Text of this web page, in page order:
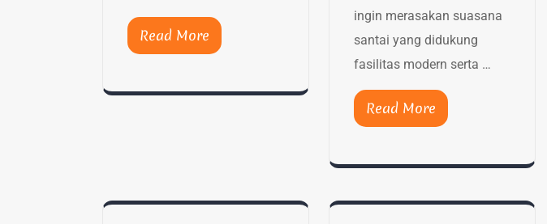
Read More
ingin merasakan suasana
santai yang didukung
fasilitas modern serta …
Read More